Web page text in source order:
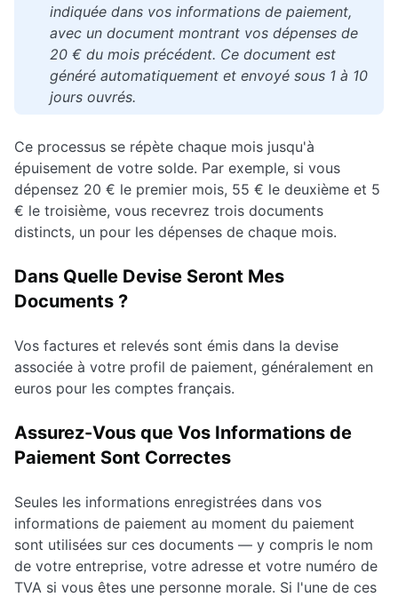
indiquée dans vos informations de paiement,
avec un document montrant vos dépenses de
20 € du mois précédent. Ce document est
généré automatiquement et envoyé sous 1 à 10
jours ouvrés.
Ce processus se répète chaque mois jusqu'à
épuisement de votre solde. Par exemple, si vous
dépensez 20 € le premier mois, 55 € le deuxième et 5
€ le troisième, vous recevrez trois documents
distincts, un pour les dépenses de chaque mois.
Dans Quelle Devise Seront Mes
Documents ?
Vos factures et relevés sont émis dans la devise
associée à votre profil de paiement, généralement en
euros pour les comptes français.
Assurez-Vous que Vos Informations de
Paiement Sont Correctes
Seules les informations enregistrées dans vos
informations de paiement au moment du paiement
sont utilisées sur ces documents — y compris le nom
de votre entreprise, votre adresse et votre numéro de
TVA si vous êtes une personne morale. Si l'une de ces